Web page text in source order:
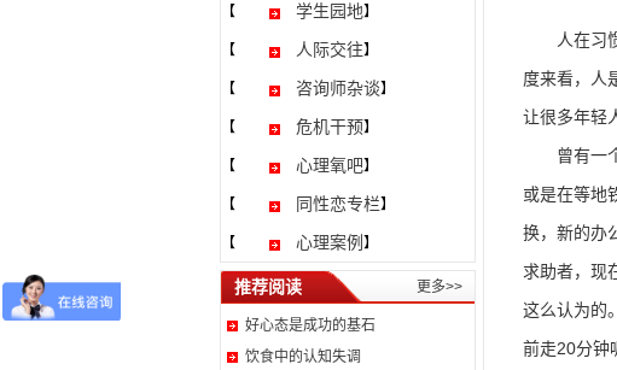
【 学生园地】
【 人际交往】
【 咨询师杂谈】
【 危机干预】
【 心理氧吧】
【 同性恋专栏】
【 心理案例 】
更多>>
推荐阅读
好心态是成功的基石
饮食中的认知失调
人在习惯
度来看，人
让很多年轻
曾有一个
或是在等地
换，新的办
求助者，现
这么认为的
前走20分钟